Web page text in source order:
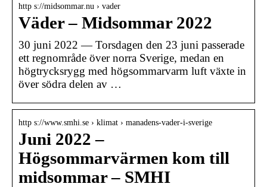
http s://midsommar.nu › vader
Väder – Midsommar 2022
30 juni 2022 — Torsdagen den 23 juni passerade
ett regnområde över norra Sverige, medan en
högtrycksrygg med högsommarvarm luft växte in
över södra delen av …
http s://www.smhi.se › klimat › manadens-vader-i-sverige
Juni 2022 –
Högsommarvärmen kom till
midsommar – SMHI